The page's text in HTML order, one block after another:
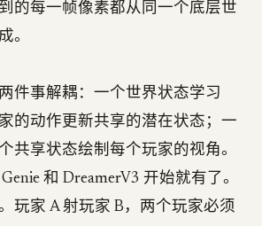
的每一帧像素都从同一个底层世
。
件事解耦：一个世界状态学习
的动作更新共享的潜在状态；一
共享状态绘制每个玩家的视角。
和 DreamerV3 开始就有了。
玩家 A 射玩家 B，两个玩家必须